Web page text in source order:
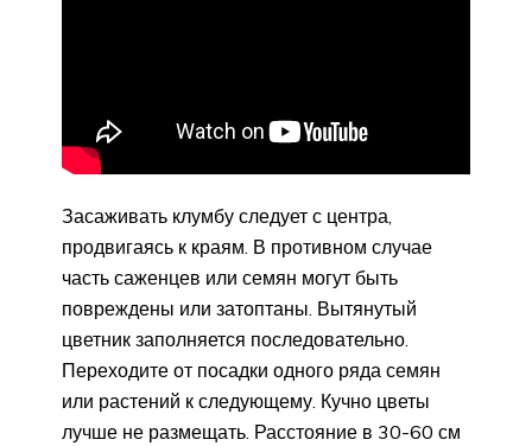
Засаживать клумбу следует с центра,
продвигаясь к краям. В противном случае
часть саженцев или семян могут быть
повреждены или затоптаны. Вытянутый
цветник заполняется последовательно.
Переходите от посадки одного ряда семян
или растений к следующему. Кучно цветы
лучше не размещать. Расстояние в 30-60 см